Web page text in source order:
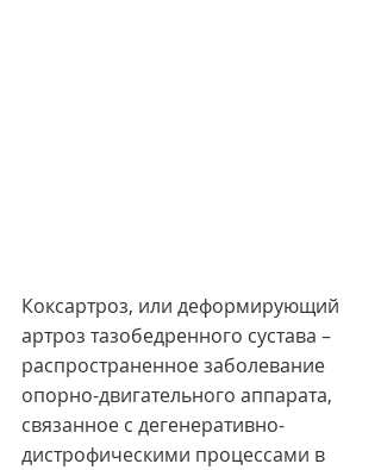
Коксартроз, или деформирующий
артроз тазобедренного сустава –
распространенное заболевание
опорно-двигательного аппарата,
связанное с дегенеративно-
дистрофическими процессами в